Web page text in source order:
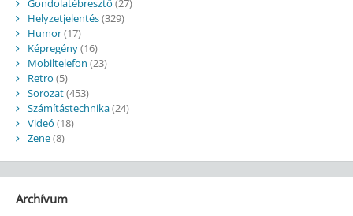
Helyzetjelentés(329)
Humor(17)
Képregény(16)
Mobiltelefon (23)
Retro (5)
Sorozat(453)
Számítástechnika(24)
Videó (18)
Zene(8)
Archívum